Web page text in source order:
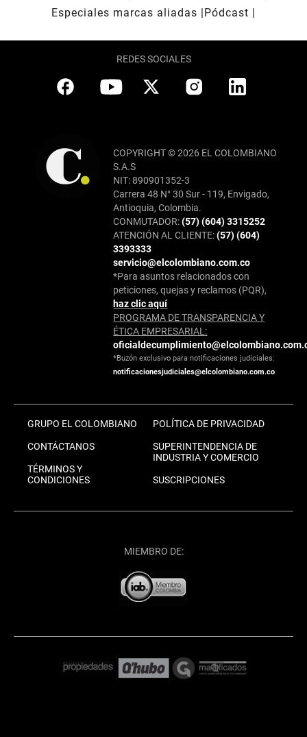
Especiales marcas aliadas
Pódcast
REDES SOCIALES
COPYRIGHT © 2026 EL COLOMBIANO
S.A.S
NIT: 890901352-3
Carrera 48 N° 30 Sur - 119, Envigado,
Antioquia, Colombia.
CONMUTADOR:(57) (604) 3315252
ATENCIÓN AL CLIENTE:(57) (604)
3393333
servicio@elcolombiano.com.co
*Para asuntos relacionados con
peticiones, quejas y reclamos (PQR),
haz clic aquí
PROGRAMA DE TRANSPARENCIA Y
ÉTICA EMPRESARIAL:
*Buzón exclusivo para notificaciones judiciales:
notificacionesjudiciales@elcolombiano.com.co
GRUPO EL COLOMBIANO
CONTÁCTANOS
TÉRMINOS Y
CONDICIONES
POLÍTICA DE PRIVACIDAD
SUPERINTENDENCIA DE
INDUSTRIA Y COMERCIO
SUSCRIPCIONES
MIEMBRO DE: